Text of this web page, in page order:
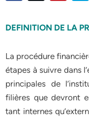
DEFINITION DE LA
La procédure
étapes à suivre dans
principales de
filières que devront
tant internes